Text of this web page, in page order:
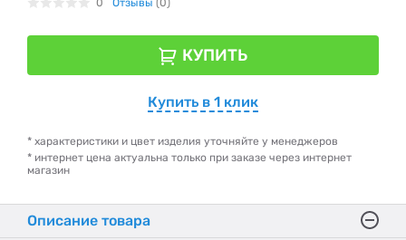
0 Отзывы (0)
КУПИТЬ
Купить в 1 клик
* характеристики и цвет изделия уточняйте у менеджеров
* интернет цена актуальна только при заказе через интернет
магазин
Описание товара